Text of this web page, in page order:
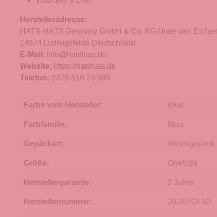
Herstelleradresse:
HATS-HATS Germany GmbH & Co. KG Unter den
14974 Ludwigsfelde Deutschland
E-Mail: info@hatshats.de
Website: https://hatshats.de
Telefon: 3378-518 23 999
Farbe vom Hersteller: Blue
Farbfamilie: Blau
Gepäckart: Weichgepäck
Größe: OneSize
Herstellergarantie: 2 Jahre
Herstellernummer: 20.00704.60